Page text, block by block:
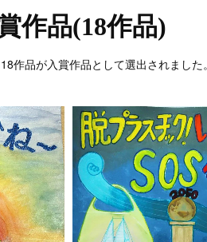
作品(18作品)
作品が入賞作品として選出されました。